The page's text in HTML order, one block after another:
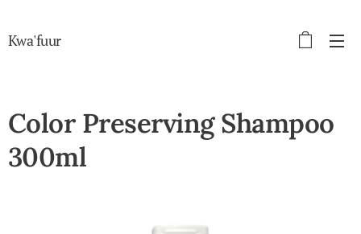
Kwa'fuur
Color Preserving Shampoo
300ml